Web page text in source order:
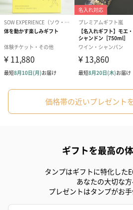
ぬいぐるみ
愛らしいぬいぐるみを同梱してお届け
誕生日・記念日・出産祝いなどのシーン
フラワーテディベア
テディベア（
（1,760円）
価格帯の近いプレゼント
ギフトを最高の体
タンプはギフトに特化した
あなたの大切な方
プレゼントはタンプがお手